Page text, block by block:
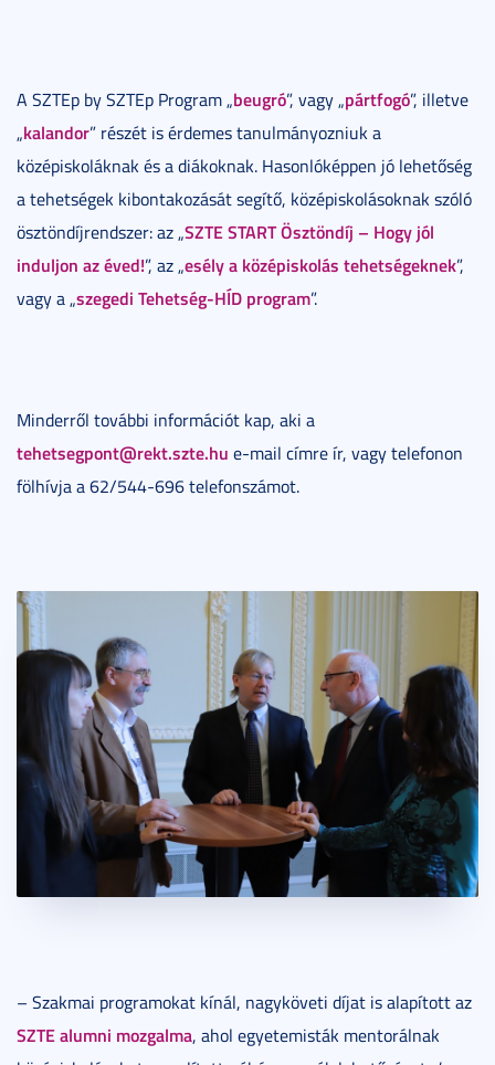
A SZTEp by SZTEp Program „beugró”, vagy „pártfogó”, illetve
„kalandor” részét is érdemes tanulmányozniuk a
középiskoláknak és a diákoknak. Hasonlóképpen jó lehetőség
a tehetségek kibontakozását segítő, középiskolásoknak szóló
ösztöndíjrendszer: az „SZTE START Ösztöndíj – Hogy jól
induljon az éved!”, az „esély a középiskolás tehetségeknek”,
vagy a „szegedi Tehetség-HÍD program”.
Minderről további információt kap, aki a
tehetsegpont@rekt.szte.hu e-mail címre ír, vagy telefonon
fölhívja a 62/544-696 telefonszámot.
– Szakmai programokat kínál, nagyköveti díjat is alapított az
SZTE alumni mozgalma, ahol egyetemisták mentorálnak